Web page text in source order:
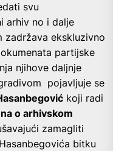
svu
arhiv no i dalje
zadržava ekskluzivno
partijske
njihove daljnje
pojavljuje se
koji radi
o arhivskom
zamagliti
bitku